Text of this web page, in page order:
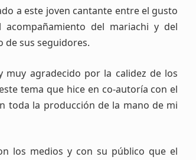
a este joven cantante entre el gusto
del mariachi y del
de sus seguidores.
muy agradecido por la calidez de los
tema que hice en co-autoría con el
toda la producción de la mano de mi
los medios y con su público que el